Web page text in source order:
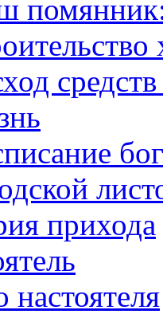
помянник:
прихода
настоятеля